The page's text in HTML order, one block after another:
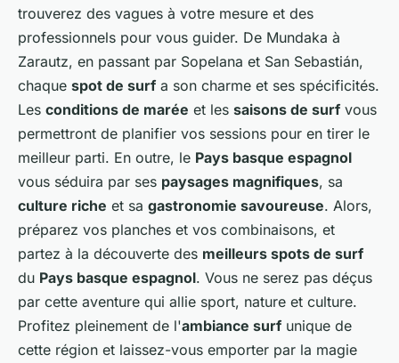
trouverez des vagues à votre mesure et des
professionnels pour vous guider. De Mundaka à
Zarautz, en passant par Sopelana et San Sebastián,
chaque spot de surf a son charme et ses spécificités.
Les conditions de marée et les saisons de surf vous
permettront de planifier vos sessions pour en tirer le
meilleur parti. En outre, le Pays basque espagnol
vous séduira par ses paysages magnifiques, sa
culture riche et sa gastronomie savoureuse. Alors,
préparez vos planches et vos combinaisons, et
partez à la découverte des meilleurs spots de surf
du Pays basque espagnol. Vous ne serez pas déçus
par cette aventure qui allie sport, nature et culture.
Profitez pleinement de l'ambiance surf unique de
cette région et laissez-vous emporter par la magie